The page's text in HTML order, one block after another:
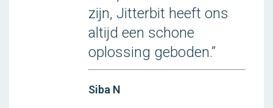
zijn, Jitterbit heeft ons
altijd een schone
oplossing geboden.”
Siba N